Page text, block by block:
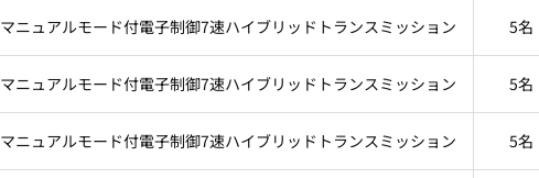
マニュアルモード付電子制御7速ハイブリッドトランスミッション 5名
マニュアルモード付電子制御7速ハイブリッドトランスミッション 5名
マニュアルモード付電子制御7速ハイブリッドトランスミッション 5名